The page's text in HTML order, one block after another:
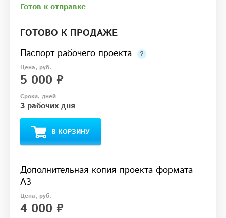
Готов к отправке
ГОТОВО К ПРОДАЖЕ
Паспорт рабочего проекта
5 000 ₽
3 рабочих дня
В КОРЗИНУ
Дополнительная копия проекта формата
А3
4 000 ₽